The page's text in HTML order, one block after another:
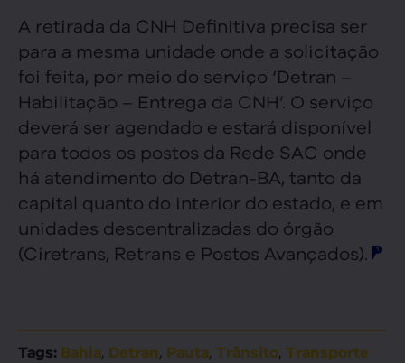
A retirada da CNH Definitiva precisa ser
para a mesma unidade onde a solicitação
foi feita, por meio do serviço ‘Detran –
Habilitação – Entrega da CNH’. O serviço
deverá ser agendado e estará disponível
para todos os postos da Rede SAC onde
há atendimento do Detran-BA, tanto da
capital quanto do interior do estado, e em
unidades descentralizadas do órgão
(Ciretrans, Retrans e Postos Avançados).
Tags: Bahia, Detran, Pauta, Trânsito, Transporte